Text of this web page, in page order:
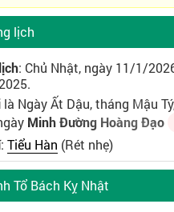
lịch
: Chủ Nhật, ngày 11/1/
là Ngày Ất Dậu, tháng Mậu
Minh Đường Hoàng Đạo
: Tiểu Hàn (Rét nhẹ)
Tổ Bách Kỵ Nhật